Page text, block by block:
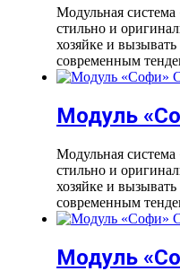
Модульная
стильно и
хозяйке и
современным
Модуль
Модульная
стильно и
хозяйке и
современным
Модуль